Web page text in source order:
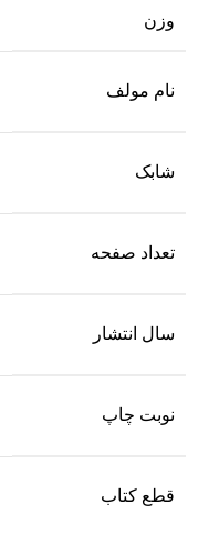
وزن
نام مولف
شابک
تعداد صفحه
سال انتشار
نوبت چاپ
قطع کتاب